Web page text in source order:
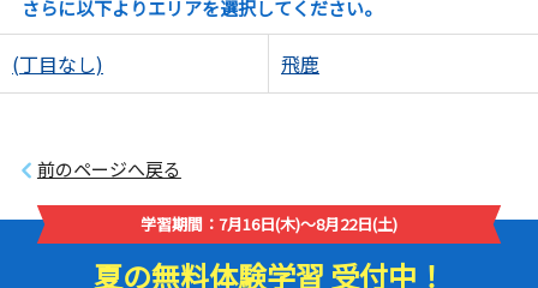
さらに以下よりエリアを選択してください。
(丁目なし) 飛鹿
前のページへ戻る
学習期間：7月16日(木)～8月22日(土)
夏の無料体験学習 受付中！